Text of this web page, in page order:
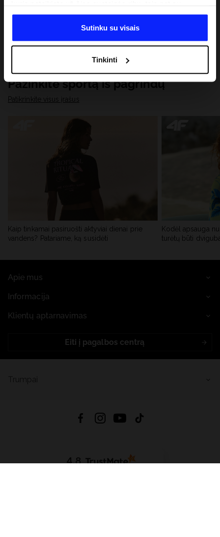
duomenimis, kuriuos jie gauna, kai naudojatės jų
paslaugomis. Gavus Jūsų leidimą, mes galime perduoti
Jūsų asmeninę informaciją savo partneriams, siekdami
analitinius tyrimus, pritaikyti turinį ir tobulinti mūsų
partnerių siūlomus sprendimus (pvz., socialinius tinklus).
Išsamią informaciją rasite mūsų Privatumo politikoje ir
skiltyje „Išsami informacija“.
Sutinku su visais
Tinkinti
Pažinkite sportą iš pagrindų
Patikrinkite visus įrašus
Kaip tinkamai pasiruošti aktyviai dienai prie
vandens? Patariame, ką susidėti
Kodėl apsauga
turėtų būti
Apie mus
Informacija
Klientų aptarnavimas
Eiti į pagalbos centrą
4.8